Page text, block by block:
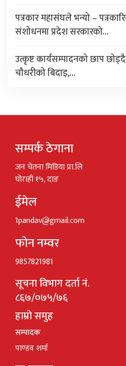
पत्रकार महासंघले भन्यो –
संशोधनमा प्रदेश सरकारको…
उत्कृष्ट कार्यसम्पादनको छाप छोड्दै
चौधरीको बिदाइ,…
सम्पर्क ठेगाना
जन चेतना मिडिया प्रा.लि
घोराही १५, दाङ
ईमेल
1pandav@gmail.com
फोन नम्वर
9857821981
सूचना विभाग दर्ता नं.
८६७/०७५/७६
हाम्रो समुह
सम्पादक
पाण्डव शर्मा